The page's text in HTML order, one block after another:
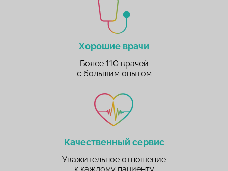
Хорошие врачи
Более 110 врачей
с большим опытом
Качественный сервис
Уважительное отношение
к каждому пациенту